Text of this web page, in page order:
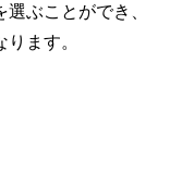
ぶことができ、
ます。